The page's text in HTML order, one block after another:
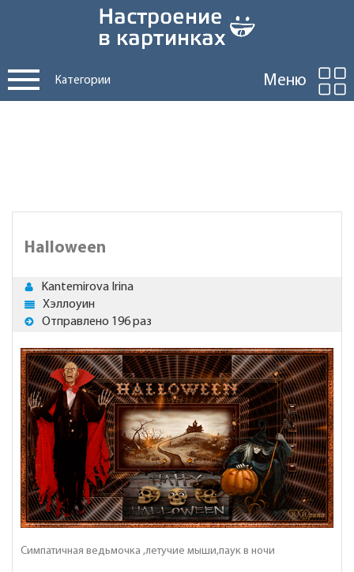
Категории Меню
Halloween
Kantemirova Irina
Хэллоуин
Отправлено 196 раз
Симпатичная ведьмочка ,летучие мыши,паук в ночи